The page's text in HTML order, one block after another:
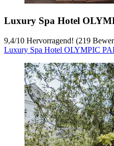
Luxury Spa Hotel
9,4/10 Hervorragend! (219
Luxury Spa Hotel OLYMPIC